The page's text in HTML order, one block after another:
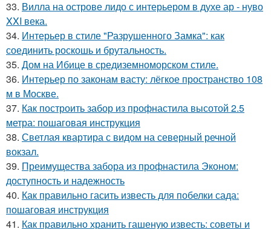
33. Вилла на острове лидо с интерьером в духе ар - нуво
XXI века.
34. Интерьер в стиле "Разрушенного Замка": как
соединить роскошь и брутальность.
35. Дом на Ибице в средиземноморском стиле.
36. Интерьер по законам васту: лёгкое пространство 108
м в Москве.
37. Как построить забор из профнастила высотой 2.5
метра: пошаговая инструкция
38. Светлая квартира с видом на северный речной
вокзал.
39. Преимущества забора из профнастила Эконом:
доступность и надежность
40. Как правильно гасить известь для побелки сада:
пошаговая инструкция
41. Как правильно хранить гашеную известь: советы и